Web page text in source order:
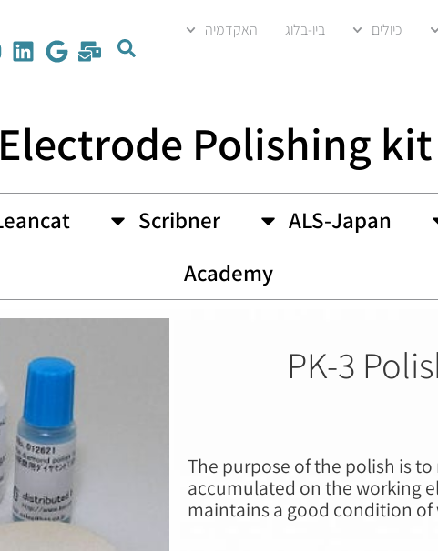
כיולים ביו-בלוג האקדמיה
Polishing kit
ALS-Japan
Scribner
Academy
PK-3
The purpose of the polish is
accumulated on the working
maintains a good condition of